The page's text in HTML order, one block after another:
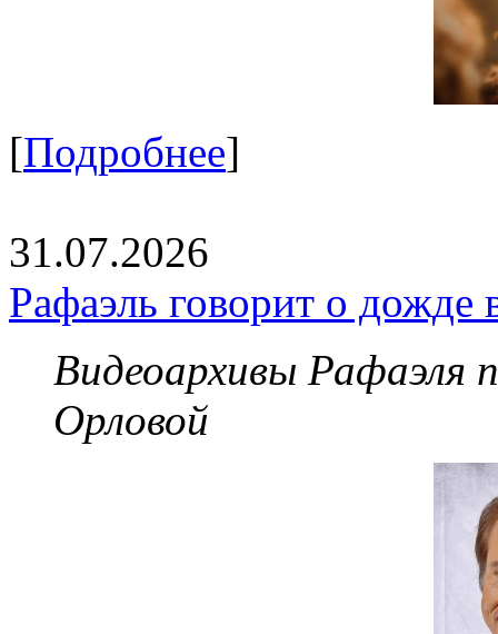
[Подробнее]
31.07.2026
Рафаэль говорит о дожде
Видеоархивы Рафаэля
Орловой